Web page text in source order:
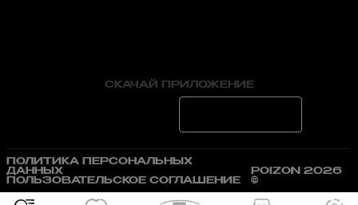
СКАЧАЙ ПРИЛОЖЕНИЕ
ПОЛИТИКА ПЕРСОНАЛЬНЫХ
ДАННЫХ
ПОЛЬЗОВАТЕЛЬСКОЕ СОГЛАШЕНИЕ
POIZON 2026
©